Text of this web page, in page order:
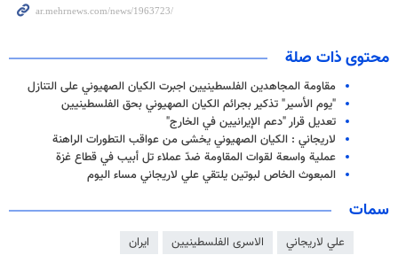
محتوى ذات صلة
مقاومة المجاهدين الفلسطينيين اجبرت الكيان الصهيوني على التنازل
"يوم الأسير" تذكير بجرائم الكيان الصهيوني بحق الفلسطينيين
تعديل قرار "دعم الإيرانيين في الخارج"
لاريجاني : الكيان الصهيوني يخشى من عواقب التطورات الراهنة
عملية واسعة لقوات المقاومة ضدّ عملاء تل أبيب في قطاع غزة
المبعوث الخاص لبوتين يلتقي علي لاريجاني مساء اليوم
سمات
علي لاريجاني الاسرى الفلسطينيين ايران